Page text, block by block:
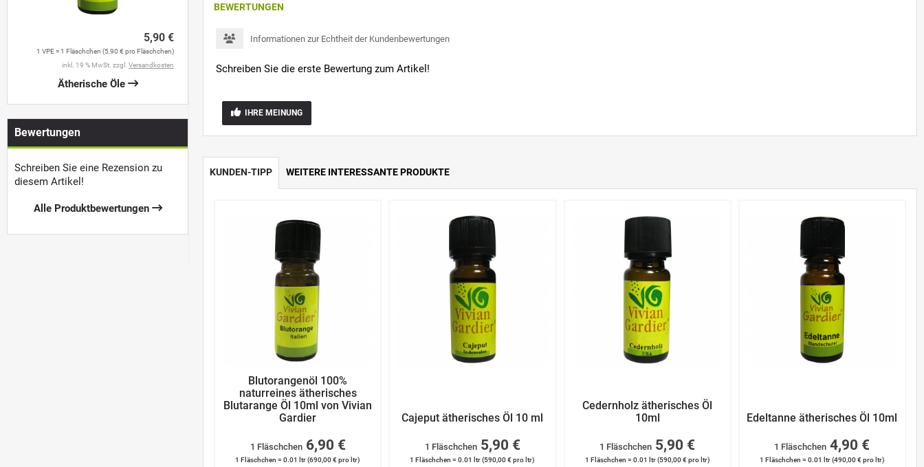
BEWERTUNGEN
Informationen zur Echtheit der Kundenbewertungen
Schreiben Sie die erste Bewertung zum Artikel!
IHRE MEINUNG
KUNDEN-TIPP WEITERE INTERESSANTE PRODUKTE
Blutorangenöl 100%
naturreines ätherisches
Blutarange Öl 10ml von Vivian
Gardier
1 Fläschchen 6,90 €
1 Fläschchen = 0.01 ltr (690,00 € pro ltr)
Cajeput ätherisches Öl 10 ml
1 Fläschchen 5,90 €
1 Fläschchen = 0.01 ltr (590,00 € pro ltr)
Cedernholz ätherisches Öl
10ml
1 Fläschchen 5,90 €
1 Fläschchen = 0.01 ltr (590,00 € pro ltr)
Edeltanne ätherisches Öl 10ml
1 Fläschchen 4,90 €
1 Fläschchen = 0.01 ltr (490,00 € pro ltr)
5,90 €
1 VPE = 1 Fläschchen (5,90 € pro Fläschchen)
inkl. 19 % MwSt. zzgl. Versandkosten
Ätherische Öle
Bewertungen
Schreiben Sie eine Rezension zu
diesem Artikel!
Alle Produktbewertungen